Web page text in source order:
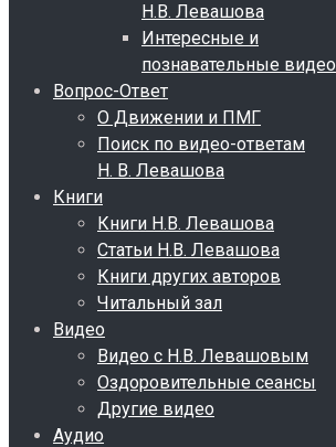
Н.В. Левашова
Интересные и
познавательные видео
Вопрос-Ответ
О Движении и ПМГ
Поиск по видео-ответам
Н. В. Левашова
Книги
Книги Н.В. Левашова
Статьи Н.В. Левашова
Книги других авторов
Читальный зал
Видео
Видео с Н.В. Левашовым
Оздоровительные сеансы
Другие видео
Аудио